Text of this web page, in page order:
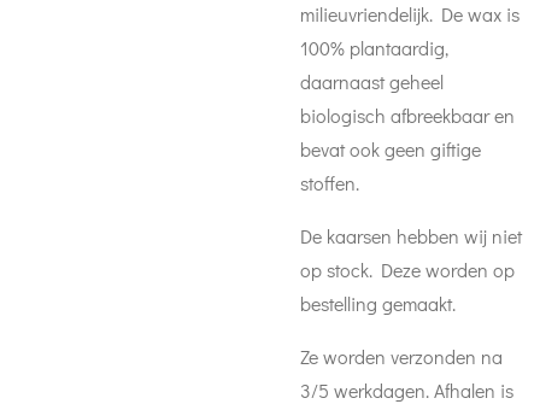
milieuvriendelijk. De wax is
100% plantaardig,
daarnaast geheel
biologisch afbreekbaar en
bevat ook geen giftige
stoffen.
De kaarsen hebben wij niet
op stock. Deze worden op
bestelling gemaakt.
Ze worden verzonden na
3/5 werkdagen. Afhalen is